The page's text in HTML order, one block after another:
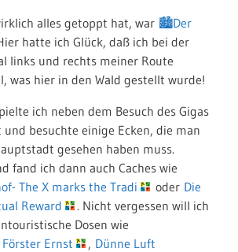
alles getoppt hat, war 🏙Der
hatte ich Glück, daß ich bei der
links und rechts meiner Route
was hier in den Wald gestellt wurde!
ich neben dem Besuch des Gigas
besuchte einige Ecken, die man
gesehen haben muss.
fand ich dann auch Caches wie
The X marks the Tradi oder Die
Reward
. Nicht vergessen will ich
Dosen wie
Förster Ernst , Dünne Luft